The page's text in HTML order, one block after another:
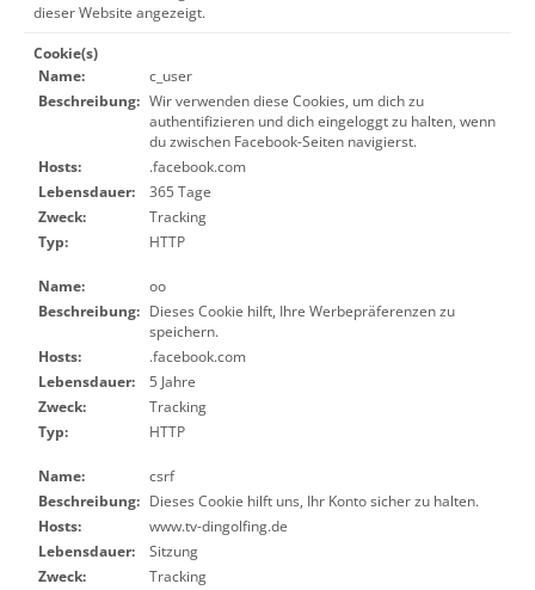
dieser Website angezeigt.
Cookie(s)
Name:
c_user
Beschreibung: Wir verwenden diese Cookies, um dich zu
authentifizieren und dich eingeloggt zu halten, wenn
du zwischen Facebook-Seiten navigierst.
Hosts:
.facebook.com
Lebensdauer:
365 Tage
Zweck:
Tracking
Typ:
HTTP
Name:
oo
Beschreibung: Dieses Cookie hilft, Ihre Werbepräferenzen zu
speichern.
Hosts:
.facebook.com
Lebensdauer:
5 Jahre
Zweck:
Tracking
Typ:
HTTP
Name:
csrf
Beschreibung: Dieses Cookie hilft uns, Ihr Konto sicher zu halten.
Hosts:
www.tv-dingolfing.de
Lebensdauer:
Sitzung
Zweck:
Tracking